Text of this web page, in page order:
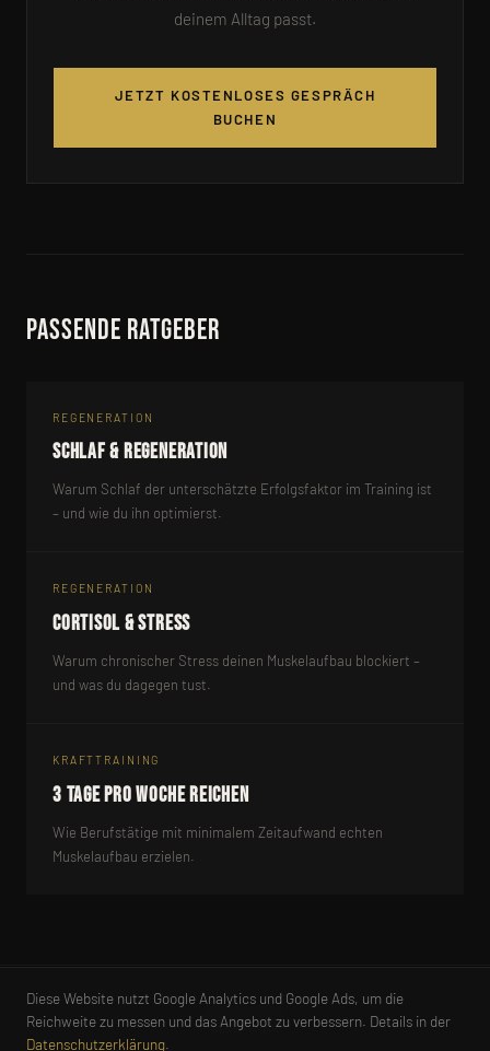
deinem Alltag passt.
JETZT KOSTENLOSES GESPRÄCH
BUCHEN
Passende Ratgeber
REGENERATION
Schlaf & Regeneration
Warum Schlaf der unterschätzte Erfolgsfaktor im Training ist
– und wie du ihn optimierst.
REGENERATION
Cortisol & Stress
Warum chronischer Stress deinen Muskelaufbau blockiert –
und was du dagegen tust.
KRAFTTRAINING
3 Tage pro Woche reichen
Wie Berufstätige mit minimalem Zeitaufwand echten
Muskelaufbau erzielen.
CHRIS-KRAFT
Diese Website nutzt Google Analytics und Google Ads, um die
Reichweite zu messen und das Angebot zu verbessern. Details in der
Datenschutzerklärung.